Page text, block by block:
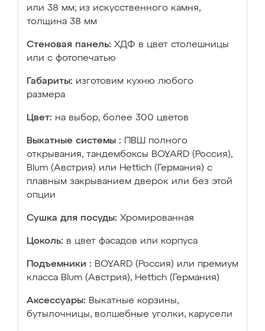
или 38 мм; из искусственного камня,
толщина 38 мм
Стеновая панель: ХДФ в цвет столешницы
или с фотопечатью
Габариты: изготовим кухню любого
размера
Цвет: на выбор, более 300 цветов
Выкатные системы :
ПВШ полного
открывания, тандембоксы BOYARD (Россия),
Blum (Австрия) или Hettich (Германия) с
плавным закрыванием дверок или без этой
опции
Сушка для посуды: Хромированная
Цоколь: в цвет фасадов или корпуса
Подъемники : BOYARD (Россия) или премиум
класса Blum (Австрия), Hettich (Германия)
Аксессуары: Выкатные корзины,
бутылочницы, волшебные уголки, карусели